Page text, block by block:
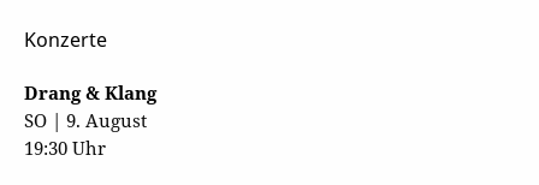
Konzerte
Drang & Klang
SO | 9. August
19:30 Uhr